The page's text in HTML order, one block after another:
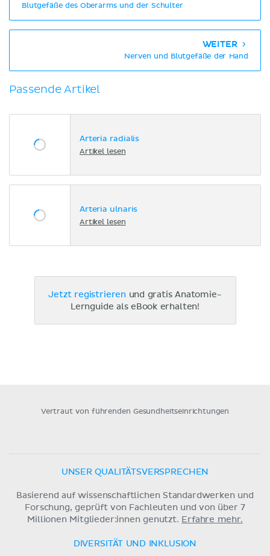
Blutgefäße des Oberarms und der Schulter
WEITER
Nerven und Blutgefäße der Hand
Passende Artikel
Arteria radialis
Artikel lesen
Arteria ulnaris
Artikel lesen
Jetzt registrieren und gratis Anatomie-
Lernguide als eBook erhalten!
Vertraut von führenden Gesundheitseinrichtungen
UNSER QUALITÄTSVERSPRECHEN
Basierend auf wissenschaftlichen Standardwerken und
Forschung, geprüft von Fachleuten und von über 7
Millionen Mitglieder:innen genutzt. Erfahre mehr.
DIVERSITÄT UND INKLUSION